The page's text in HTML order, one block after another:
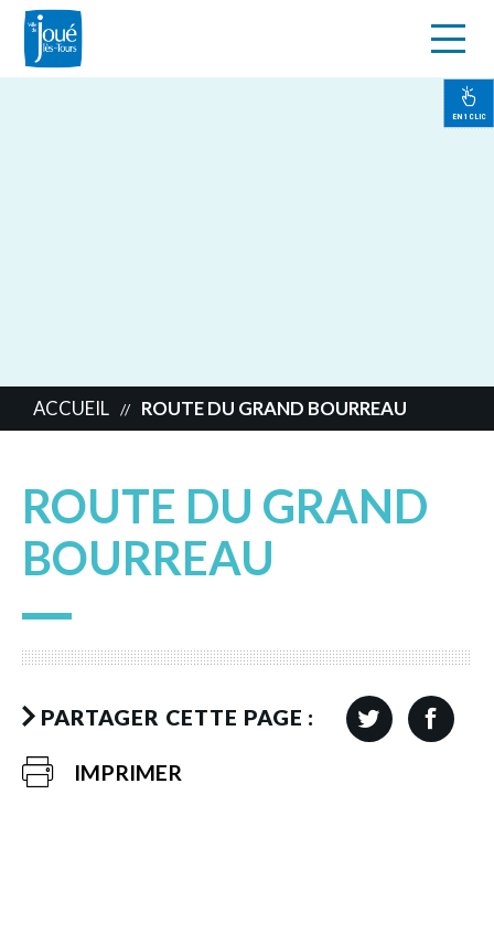
EN 1 CLIC
ACCUEIL // ROUTE DU GRAND BOURREAU
ROUTE DU GRAND
BOURREAU
PARTAGER CETTE PAGE :
IMPRIMER